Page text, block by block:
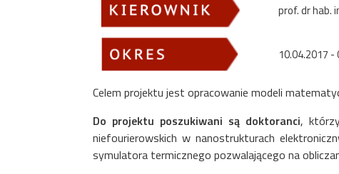
prof. dr hab.
10.04.2017 -
Celem projektu jest opracowanie modeli
Do projektu poszukiwani są doktoranci,
niefourierowskich w nanostrukturach
symulatora termicznego pozwalającego na